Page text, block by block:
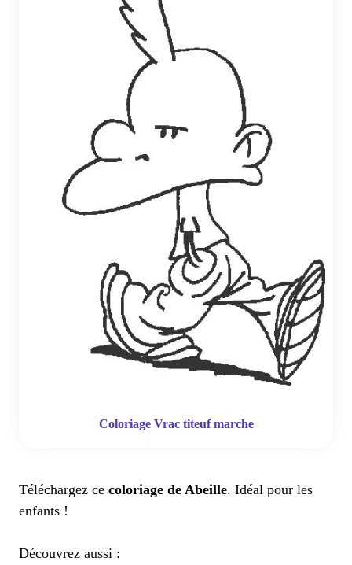
Coloriage Vrac titeuf marche
Téléchargez ce coloriage de Abeille. Idéal pour les
enfants !
Découvrez aussi :